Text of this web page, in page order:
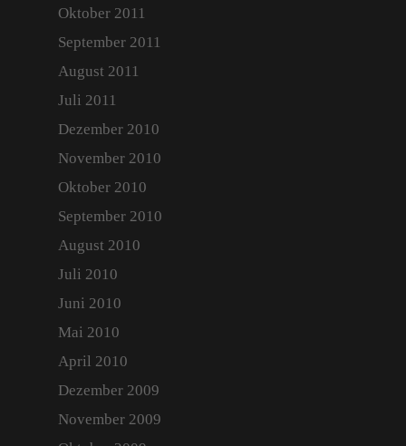
Oktober 2011
September 2011
August 2011
Juli 2011
Dezember 2010
November 2010
Oktober 2010
September 2010
August 2010
Juli 2010
Juni 2010
Mai 2010
April 2010
Dezember 2009
November 2009